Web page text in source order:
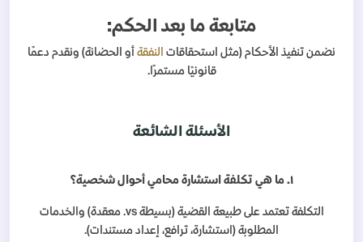
متابعة ما بعد الحكم:
نضمن تنفيذ الأحكام (مثل استحقاقات النفقة أو الحضانة) ونقدم دعمًا
قانونيًا مستمرًا.
الأسئلة الشائعة
١. ما هي تكلفة استشارة محامي أحوال شخصية؟
التكلفة تعتمد على طبيعة القضية (بسيطة vs. معقدة) والخدمات
المطلوبة (استشارة، ترافع، إعداد مستندات).